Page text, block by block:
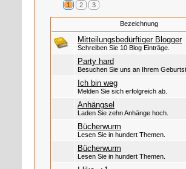
1 2 3
Bezeichnung
Mitteilungsbedürftiger Blogger
Schreiben Sie 10 Blog Einträge.
Party hard
Besuchen Sie uns an Ihrem
Ich bin weg
Melden Sie sich erfolgreich ab.
Anhängsel
Laden Sie zehn Anhänge hoch.
Bücherwurm
Lesen Sie in hundert Themen.
Bücherwurm
Lesen Sie in hundert Themen.